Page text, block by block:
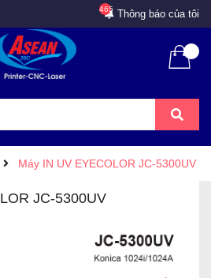
Thông báo của tôi
465
Máy IN UV EYECOLOR JC-5300UV
JC-5300UV